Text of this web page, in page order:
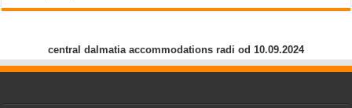
central dalmatia accommodations radi od 10.09.2024